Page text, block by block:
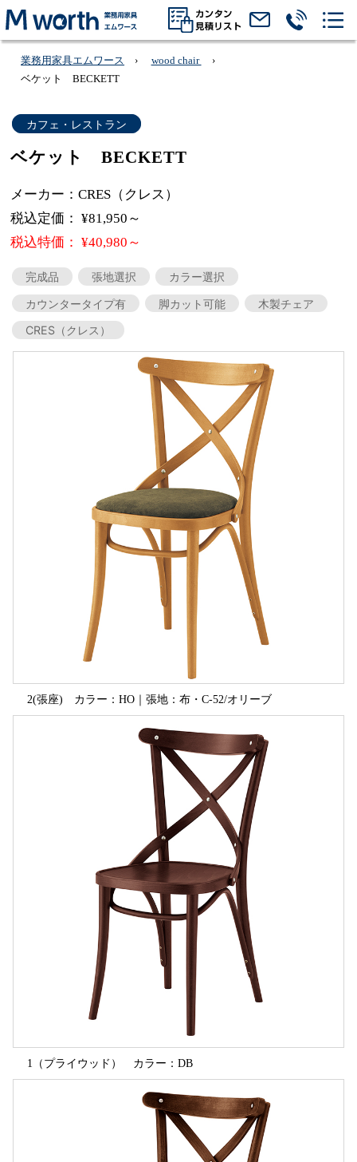
業務用家具エムワース
wood chair
ベケット BECKETT
カフェ・レストラン
ベケット BECKETT
メーカー：CRES（クレス）
税込定価： ¥81,950～
税込特価： ¥40,980～
完成品 張地選択
カラー選択
カウンタータイプ有
脚カット可能
木製チェア
CRES（クレス）
2(張座) カラー：HO｜張地：布・C-52/オリーブ
1（プライウッド） カラー：DB